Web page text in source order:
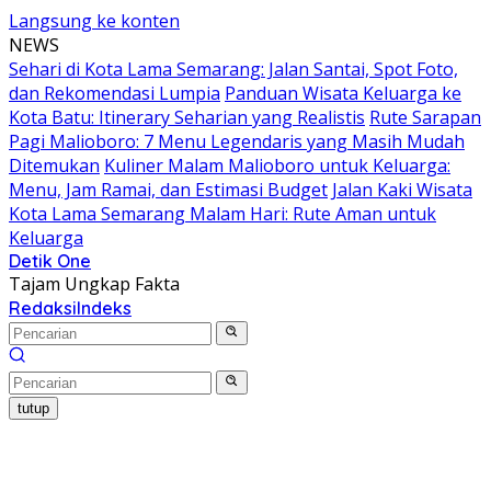
Langsung ke konten
NEWS
Sehari di Kota Lama Semarang: Jalan Santai, Spot Foto,
dan Rekomendasi Lumpia Panduan Wisata Keluarga ke
Kota Batu: Itinerary Seharian yang Realistis Rute Sarapan
Pagi Malioboro: 7 Menu Legendaris yang Masih Mudah
Ditemukan Kuliner Malam Malioboro untuk Keluarga:
Menu, Jam Ramai, dan Estimasi Budget Jalan Kaki Wisata
Kota Lama Semarang Malam Hari: Rute Aman untuk
Keluarga
Detik One
Tajam Ungkap Fakta
RedaksiIndeks
tutup